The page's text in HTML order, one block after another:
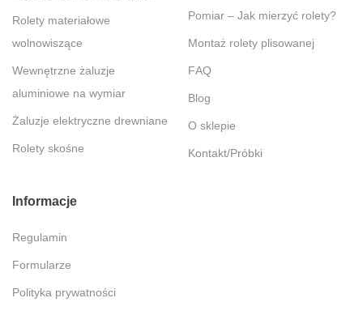
Rolety materiałowe
wolnowiszące
Wewnętrzne żaluzje
aluminiowe na wymiar
Żaluzje elektryczne drewniane
Rolety skośne
Pomiar – Jak mierzyć rolety?
Montaż rolety plisowanej
FAQ
Blog
O sklepie
Kontakt/Próbki
Informacje
Regulamin
Formularze
Polityka prywatności